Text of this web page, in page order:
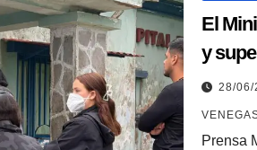
El
y
28/06/
Prensa